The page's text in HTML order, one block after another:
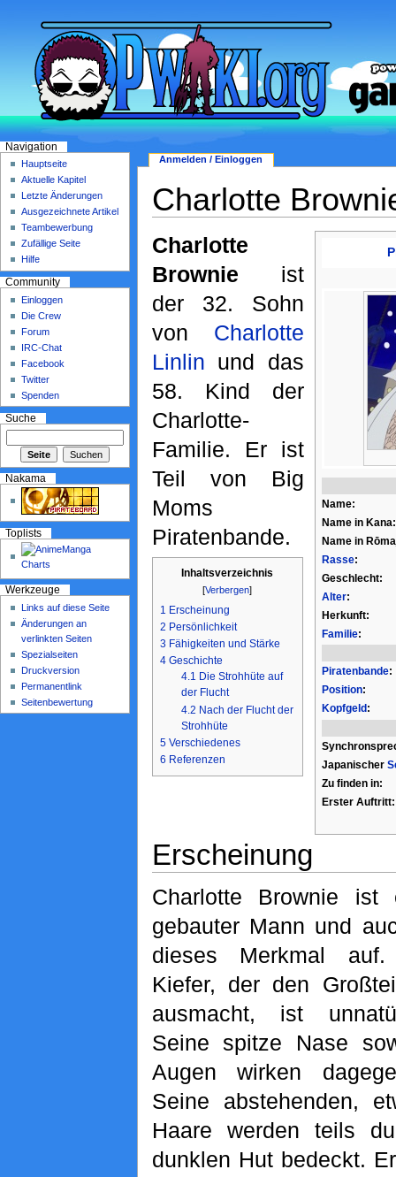
Charlotte
Name:
Name in Kana:
Name in
Rasse:
Geschlecht:
Alter:
Herkunft:
Familie:
Piratenbande:
Position:
Kopfgeld:
Japanischer
Zu finden in:
Erster Auftritt:
Charlotte
Brownie ist
der 32. Sohn
von Charlotte
Linlin und das
58. Kind der
Charlotte-
Familie. Er ist
Teil von Big
Moms
Piratenbande.
Inhaltsverzeichnis
[Verbergen]
1 Erscheinung
2 Persönlichkeit
3 Fähigkeiten und Stärke
4 Geschichte
4.1 Die Strohhüte auf
der Flucht
4.2 Nach der Flucht der
Strohhüte
5 Verschiedenes
6 Referenzen
Erscheinung
Charlotte Brownie ist
gebauter Mann und
dieses Merkmal
Kiefer, der den
ausmacht, ist
Seine spitze Nase
Augen wirken
Seine abstehenden,
Haare werden teils
dunklen Hut bedeckt.
Anmelden / Einloggen
Navigation
Hauptseite
Aktuelle Kapitel
Letzte Änderungen
Ausgezeichnete Artikel
Teambewerbung
Zufällige Seite
Hilfe
Community
Einloggen
Die Crew
Forum
IRC-Chat
Facebook
Twitter
Spenden
Suche
Nakama
Toplists
Werkzeuge
Links auf diese Seite
Änderungen an
verlinkten Seiten
Spezialseiten
Druckversion
Permanentlink
Seitenbewertung